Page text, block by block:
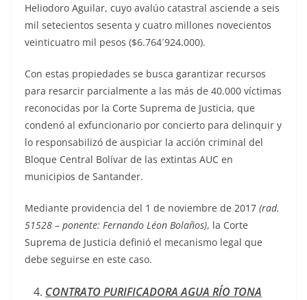
Heliodoro Aguilar, cuyo avalúo catastral asciende a seis
mil setecientos sesenta y cuatro millones novecientos
veinticuatro mil pesos ($6.764´924.000).
Con estas propiedades se busca garantizar recursos
para resarcir parcialmente a las más de 40.000 víctimas
reconocidas por la Corte Suprema de Justicia, que
condenó al exfuncionario por concierto para delinquir y
lo responsabilizó de auspiciar la acción criminal del
Bloque Central Bolívar de las extintas AUC en
municipios de Santander.
Mediante providencia del 1 de noviembre de 2017 (rad.
51528 – ponente: Fernando Léon Bolaños), la Corte
Suprema de Justicia definió el mecanismo legal que
debe seguirse en este caso.
CONTRATO PURIFICADORA AGUA RÍO TONA